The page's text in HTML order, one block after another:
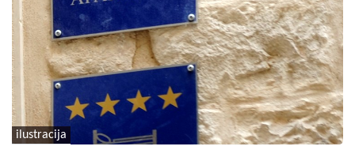
ilustracija